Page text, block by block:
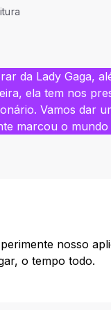
da Lady Gaga,
ela tem nos
Vamos dar
marcou o mundo
nosso
o tempo todo.